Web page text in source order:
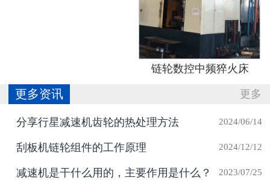
链轮数控中频猝火床
更多
更多资讯
2024/06/14
分享行星减速机齿轮的热处理方法
2024/12/12
刮板机链轮组件的工作原理
2023/07/25
减速机是干什么用的，主要作用是什么？